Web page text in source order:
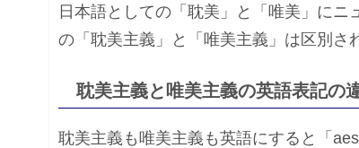
日本語としての「耽美」と「唯美」に
の「耽美主義」と「唯美主義」は区別さ
耽美主義と唯美主義の英語表記の
耽美主義も唯美主義も英語にすると「